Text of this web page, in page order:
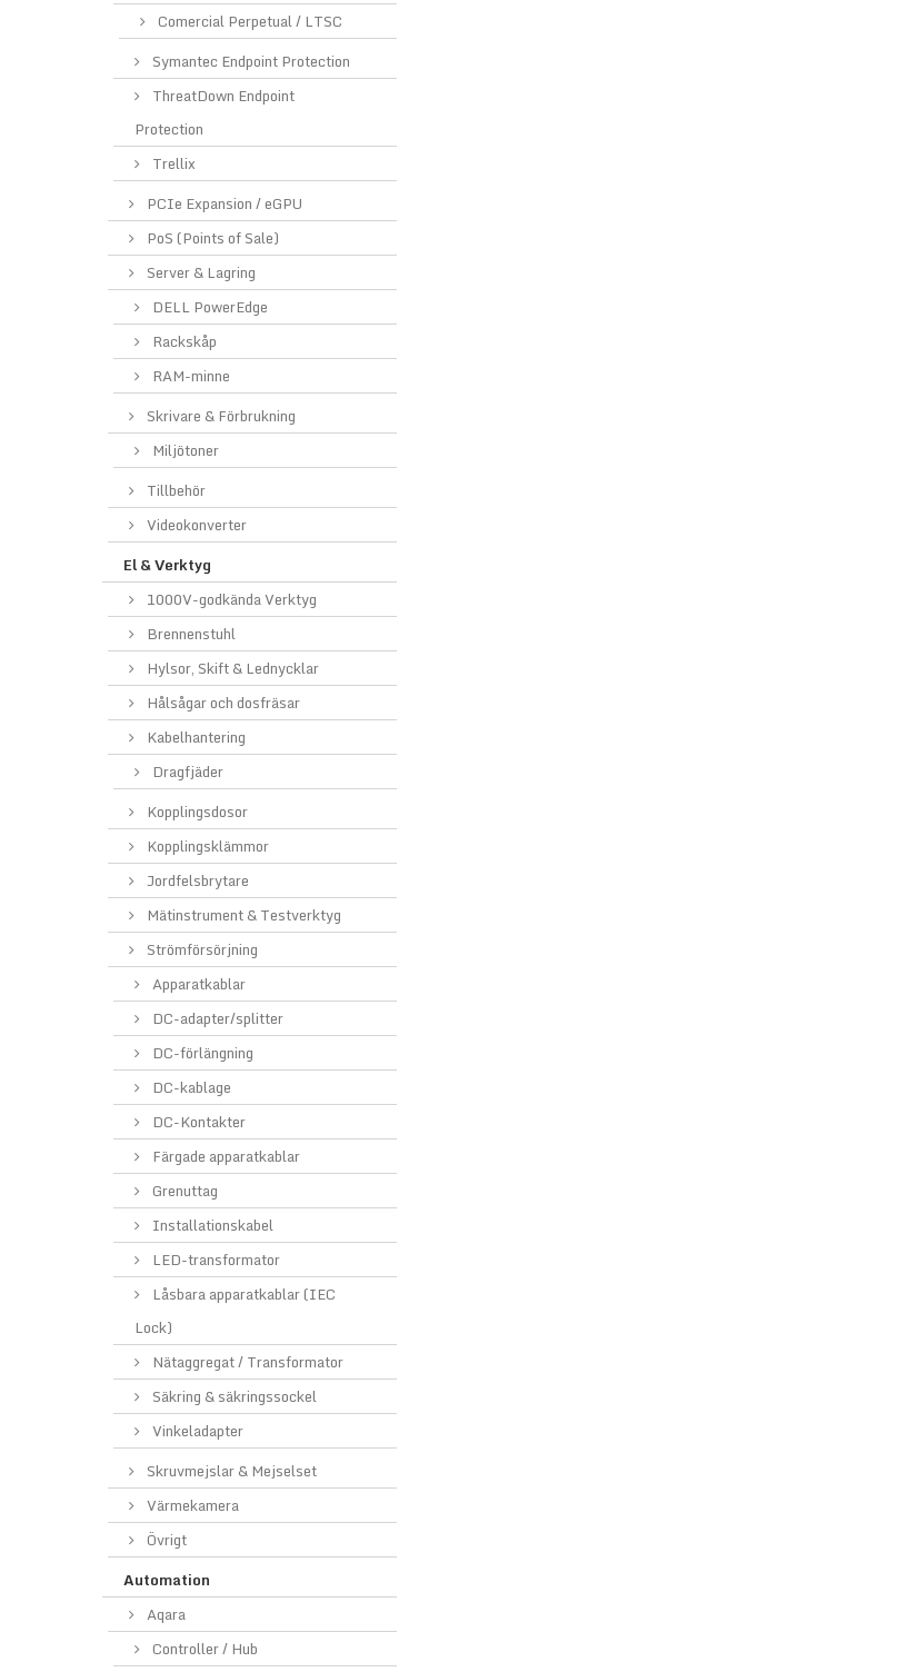
Comercial Perpetual / LTSC
Symantec Endpoint Protection
ThreatDown Endpoint
Protection
Trellix
PCIe Expansion / eGPU
PoS (Points of Sale)
Server & Lagring
DELL PowerEdge
Rackskåp
RAM-minne
Skrivare & Förbrukning
Miljötoner
Tillbehör
Videokonverter
El & Verktyg
1000V-godkända Verktyg
Brennenstuhl
Hylsor, Skift & Lednycklar
Hålsågar och dosfräsar
Kabelhantering
Dragfjäder
Kopplingsdosor
Kopplingsklämmor
Jordfelsbrytare
Mätinstrument & Testverktyg
Strömförsörjning
Apparatkablar
DC-adapter/splitter
DC-förlängning
DC-kablage
DC-Kontakter
Färgade apparatkablar
Grenuttag
Installationskabel
LED-transformator
Låsbara apparatkablar (IEC
Lock)
Nätaggregat / Transformator
Säkring & säkringssockel
Vinkeladapter
Skruvmejslar & Mejselset
Värmekamera
Övrigt
Automation
Aqara
Controller / Hub